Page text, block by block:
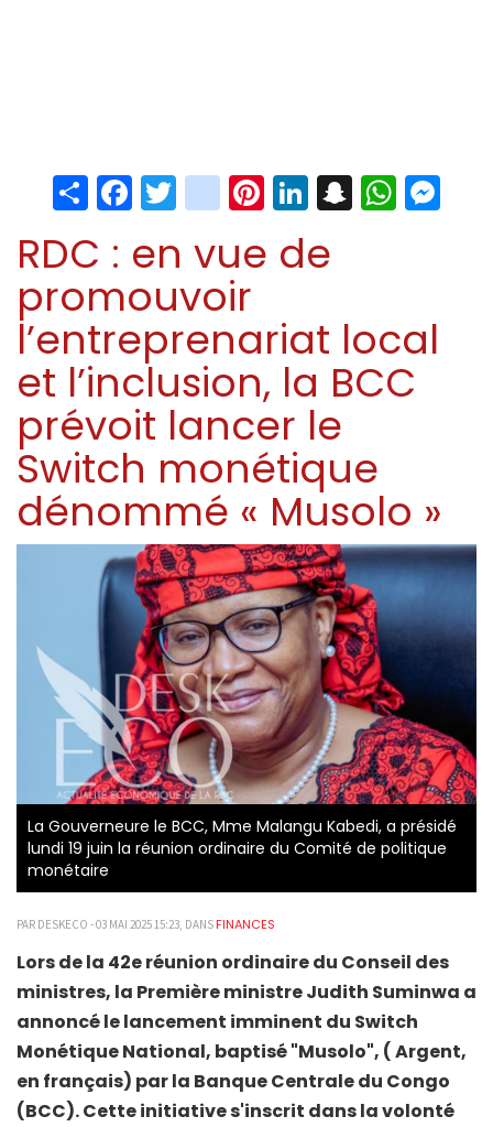
ShareFacebook
Twitter
instagram
Pinterest
LinkedIn
Snapchat
RDC : en vue de
promouvoir
l’entreprenariat local
et l’inclusion, la BCC
prévoit lancer le
Switch monétique
dénommé « Musolo »
La Gouverneure le BCC, Mme Malangu Kabedi, a présidé
lundi 19 juin la réunion ordinaire du Comité de politique
monétaire
PAR DESKECO - 03 MAI 2025 15:23, DANS FINANCES
Lors de la 42e réunion ordinaire du Conseil des
ministres, la Première ministre Judith Suminwa a
annoncé le lancement imminent du Switch
Monétique National, baptisé "Musolo", ( Argent,
en français) par la Banque Centrale du Congo
(BCC). Cette initiative s'inscrit dans la volonté